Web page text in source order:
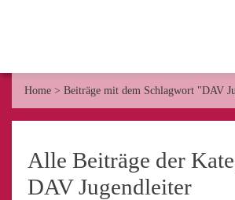
Home > Beiträge mit dem Schlagwort "DAV
Alle Beiträge der
DAV Jugendleiter